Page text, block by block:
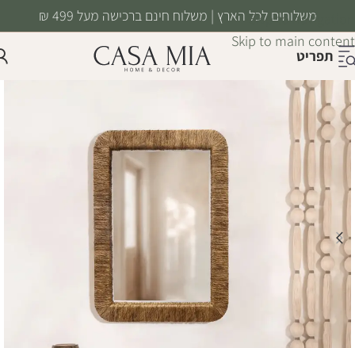
Skip to navigation
Skip to main content
משלוחים לכל הארץ | משלוח חינם ברכישה מעל 499 ₪
תפריט